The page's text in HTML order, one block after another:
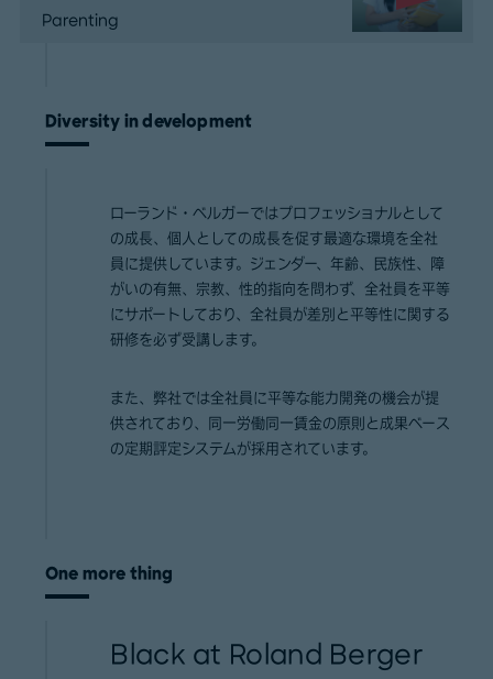
Parenting
Diversity in development
ローランド・ベルガーではプロフェッショナルとして
の成長、個人としての成長を促す最適な環境を全社
員に提供しています。ジェンダー、年齢、民族性、障
がいの有無、宗教、性的指向を問わず、全社員を平等
にサポートしており、全社員が差別と平等性に関する
研修を必ず受講します。
また、弊社では全社員に平等な能力開発の機会が提
供されており、同一労働同一賃金の原則と成果ベース
の定期評定システムが採用されています。
One more thing
Black at Roland Berger